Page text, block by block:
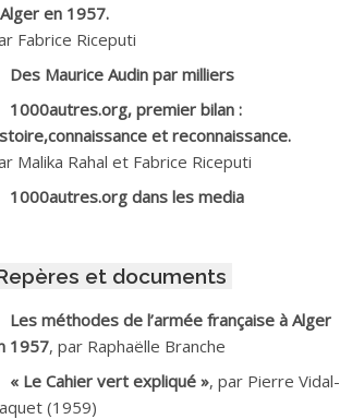
Kouider
Ahmed dit le Coiffeur
Mohamed
Salah
M.*
Ali
en 1957.
Fabrice Riceputi
Des Maurice Audin par milliers
1000autres.org, premier bilan :
et reconnaissance.
Malika Rahal et Fabrice Riceputi
1000autres.org dans les media
et documents
Les méthodes de l’armée française à Alger
1957, par Raphaëlle Branche
« Le Cahier vert expliqué », par Pierre Vidal-
(1959)